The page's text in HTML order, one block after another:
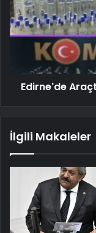
Edirne'de
İlgili Makaleler